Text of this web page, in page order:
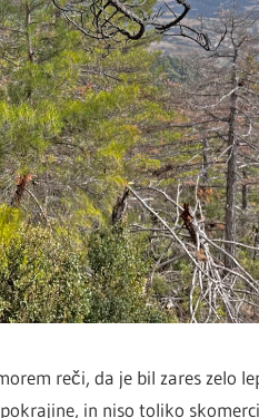
reči, da je bil zares zelo
in niso toliko